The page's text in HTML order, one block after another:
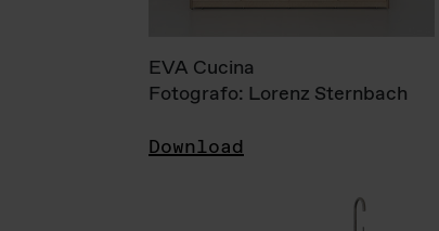
EVA Cucina
Fotografo: Lorenz Sternbach
Download